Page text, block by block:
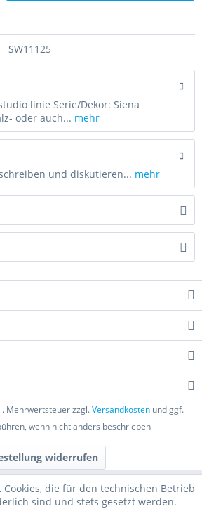
SW11125
linie Serie/Dekor: Siena
oder auch... mehr
und diskutieren... mehr
Mehrwertsteuer zzgl.Versandkosten und ggf.
wenn nicht anders beschrieben
widerrufen
Cookies, die für den technischen Betrieb
sind und stets gesetzt werden.